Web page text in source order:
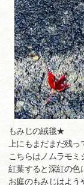
もみじの絨毯★
上にもまだまだ残っ
こちらはノムラモミ
紅葉すると深紅の色
お庭のもみじはよう